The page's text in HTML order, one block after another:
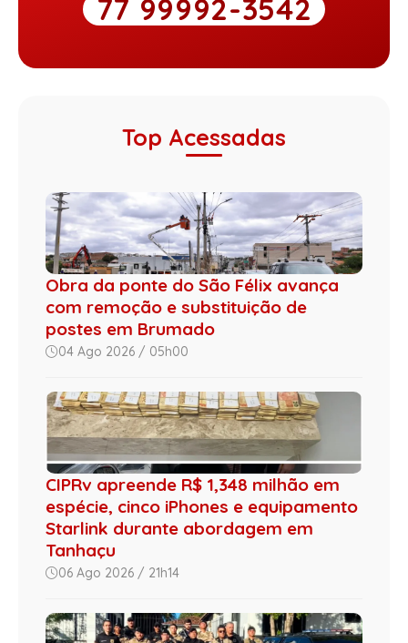
77 99992-3542
Top Acessadas
Obra da ponte do São Félix avança
com remoção e substituição de
postes em Brumado
04 Ago 2026 / 05h00
CIPRv apreende R$ 1,348 milhão em
espécie, cinco iPhones e equipamento
Starlink durante abordagem em
Tanhaçu
06 Ago 2026 / 21h14